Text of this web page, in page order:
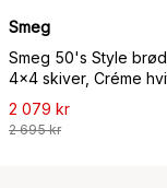
Smeg
Smeg 50's Style
4x4 skiver, Créme
2 079 kr
2 695 kr